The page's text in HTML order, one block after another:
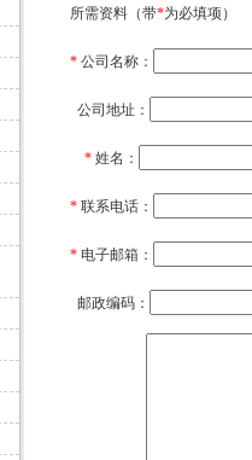
所需资料（带*为必填项）
*公司名称：
公司地址：
*姓名：
*联系电话：
*电子邮箱：
邮政编码：